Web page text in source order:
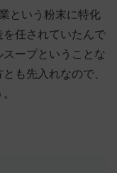
という粉末に特化
を任されていたんで
ープということな
も先入れなので、